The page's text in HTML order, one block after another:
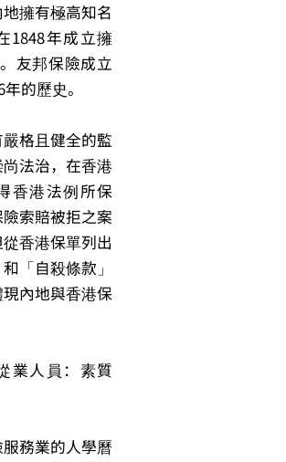
擁有極高知名
1848年成立擁
友邦保險成立
的歷史。
格且健全的監
法治，在香港
香港法例所保
索賠被拒之案
香港保單列出
「自殺條款」
內地與香港保
業人員：素質
務業的人學曆